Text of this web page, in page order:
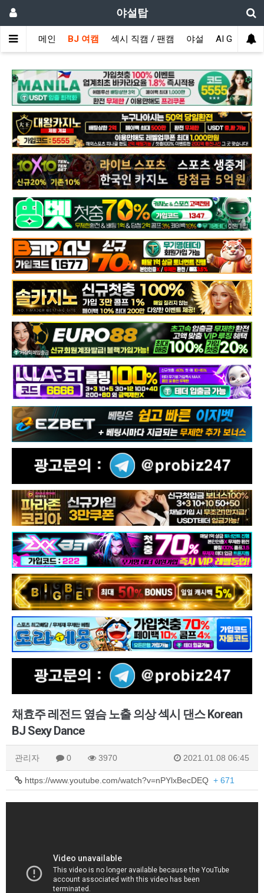
야설탑
메인 BJ 여캠 섹시 직캠 / 팬캠 야설 AI GIRL
채효주 레전드 옆슴 노출 의상 섹시 댄스 Korean
BJ Sexy Dance
관리자 0 3970 2021.01.08 06:45
https://www.youtube.com/watch?v=nPYlxBecDEQ + 671